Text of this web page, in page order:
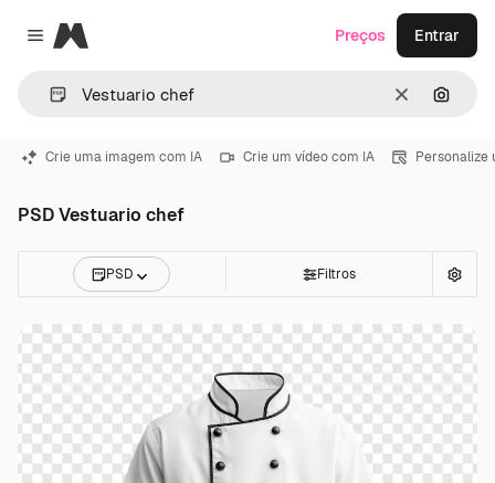
Close menu
Magnific
Limpar
Preços Entrar
Crie uma imagem com IA Crie um vídeo com IA Personalize
PSD Vestuario chef
PSD Filtros